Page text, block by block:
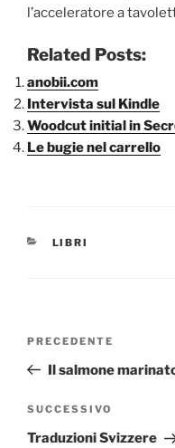
l’acceleratore a
Related Posts:
anobii.com
Intervista sul Kindle
Woodcut initial in
Le bugie nel carrello
CATEGORIE
LIBRI
Articolo
precedente:
PRECEDENTE
Il salmone
Articolo
successivo
SUCCESSIVO
Traduzioni Svizzere